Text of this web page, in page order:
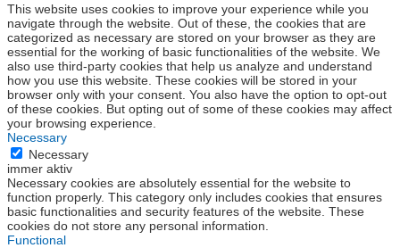
This website uses cookies to improve your experience while you
navigate through the website. Out of these, the cookies that are
categorized as necessary are stored on your browser as they are
essential for the working of basic functionalities of the website. We
also use third-party cookies that help us analyze and understand
how you use this website. These cookies will be stored in your
browser only with your consent. You also have the option to opt-out
of these cookies. But opting out of some of these cookies may affect
your browsing experience.
Necessary
Necessary
immer aktiv
Necessary cookies are absolutely essential for the website to
function properly. This category only includes cookies that ensures
basic functionalities and security features of the website. These
cookies do not store any personal information.
Functional